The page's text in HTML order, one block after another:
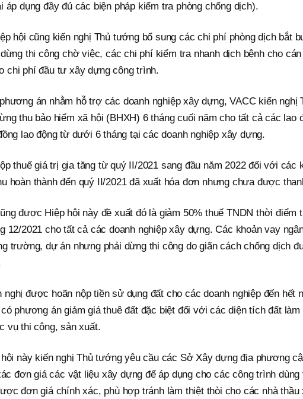
áp dụng đầy đủ các biện pháp kiểm tra phòng chống dịch).
hội cũng kiến nghị Thủ tướng bổ sung các chi phí phòng dịch bắt
thi công chờ việc, các chi phí kiểm tra nhanh dịch bệnh cho cán
chi phí đầu tư xây dựng công trình.
án nhằm hỗ trợ các doanh nghiệp xây dựng, VACC kiến nghị
thu bảo hiểm xã hội (BHXH) 6 tháng cuối năm cho tất cả các lao
lao động từ dưới 6 tháng tại các doanh nghiệp xây dựng.
thuế giá trị gia tăng từ quý II/2021 sang đầu năm 2022 đối với các
hoàn thành đến quý II/2021 đã xuất hóa đơn nhưng chưa được
được Hiệp hội này đề xuất đó là giảm 50% thuế TNDN thời điểm
12/2021 cho tất cả các doanh nghiệp xây dựng. Các khoản vay
trường, dự án nhưng phải dừng thi công do giãn cách chống dịch
nghị được hoãn nộp tiền sử dụng đất cho các doanh nghiệp đến hết
phương án giảm giá thuê đất đặc biệt đối với các diện tích đất làm
vụ thi công, sản xuất.
này kiến nghị Thủ tướng yêu cầu các Sở Xây dựng địa phương
đơn giá các vật liệu xây dựng để áp dụng cho các công trình dùng
đơn giá chính xác, phù hợp tránh làm thiệt thòi cho các nhà thầu